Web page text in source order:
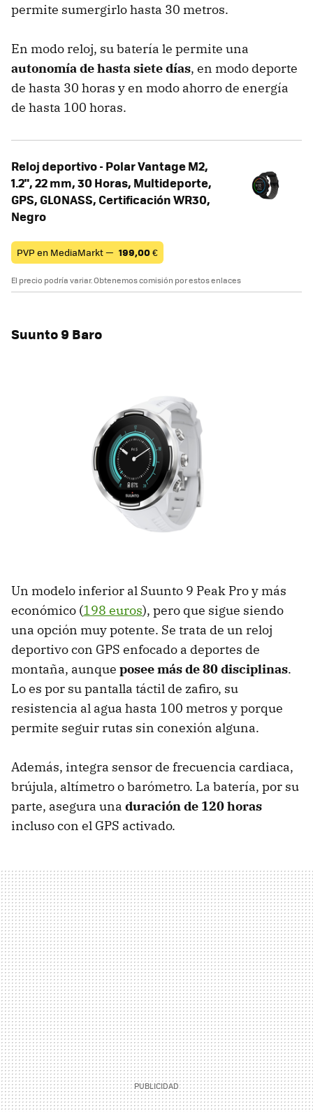
permite sumergirlo hasta 30 metros.
En modo reloj, su batería le permite una
autonomía de hasta siete días, en modo deporte
de hasta 30 horas y en modo ahorro de energía
de hasta 100 horas.
Reloj deportivo - Polar Vantage M2,
1.2", 22 mm, 30 Horas, Multideporte,
GPS, GLONASS, Certificación WR30,
Negro
PVP en MediaMarkt — 199,00€
El precio podría variar. Obtenemos comisión por estos enlaces
Suunto 9 Baro
Un modelo inferior al Suunto 9 Peak Pro y más
económico (198 euros), pero que sigue siendo
una opción muy potente. Se trata de un reloj
deportivo con GPS enfocado a deportes de
montaña, aunque posee más de 80 disciplinas.
Lo es por su pantalla táctil de zafiro, su
resistencia al agua hasta 100 metros y porque
permite seguir rutas sin conexión alguna.
Además, integra sensor de frecuencia cardiaca,
brújula, altímetro o barómetro. La batería, por su
parte, asegura una duración de 120 horas
incluso con el GPS activado.